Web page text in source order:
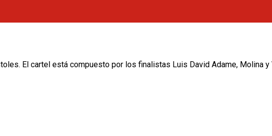
El cartel está compuesto por los finalistas Luis David Adame, Molina y